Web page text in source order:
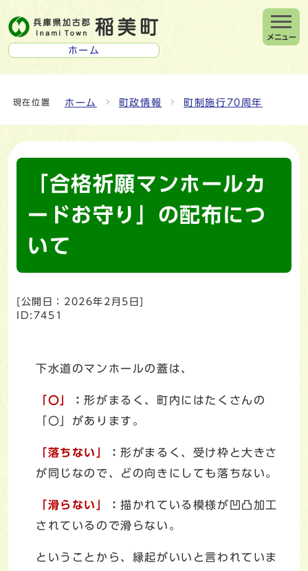
ホーム
メニュー
現在位置 ホーム 町政情報 町制施行70周年
「合格祈願マンホールカ
ードお守り」の配布につ
いて
[公開日： 2026年2月5日]
ID:7451
下水道のマンホールの蓋は、
「〇」 ：形がまるく、町内にはたくさんの
「〇」があります。
「落ちない」 ：形がまるく、受け枠と大きさ
が同じなので、どの向きにしても落ちない。
「滑らない」 ：描かれている模様が凹凸加工
されているので滑らない。
ということから、縁起がいいと言われていま